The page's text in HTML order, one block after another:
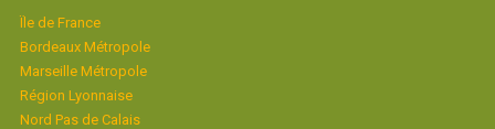
Ïle de France
Bordeaux Métropole
Marseille Métropole
Région Lyonnaise
Nord Pas de Calais